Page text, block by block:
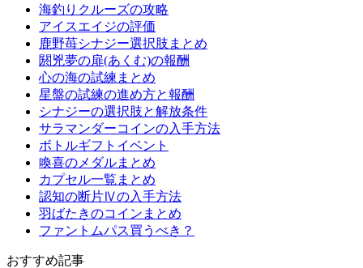
海釣りクルーズの攻略
アイスエイジの評価
鹿野苺シナジー選択肢まとめ
閼兇夢の扉(あくむ)の報酬
心の海の試練まとめ
星盤の試練の進め方と報酬
シナジーの選択肢と解放条件
サラマンダーコインの入手方法
ボトルギフトイベント
喚喜のメダルまとめ
カプセル一覧まとめ
認知の断片Ⅳの入手方法
羽ばたきのコインまとめ
ファントムパス買うべき？
おすすめ記事